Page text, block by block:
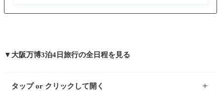
▼大阪万博3泊4日旅行の全日程を見る
タップ or クリックして開く